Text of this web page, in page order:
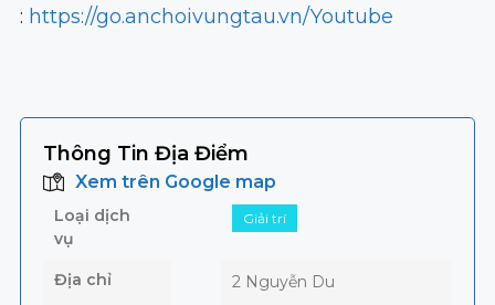
: https://go.anchoivungtau.vn/Youtube
Thông Tin Địa Điểm
Xem trên Google map
Loại dịch
vụ
Giải trí
Địa chỉ 2 Nguyễn Du